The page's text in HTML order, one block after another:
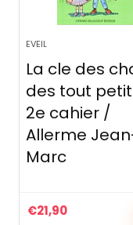
EVEIL
La cle des
des tout
2e cahier /
Allerme
Marc
€21,90